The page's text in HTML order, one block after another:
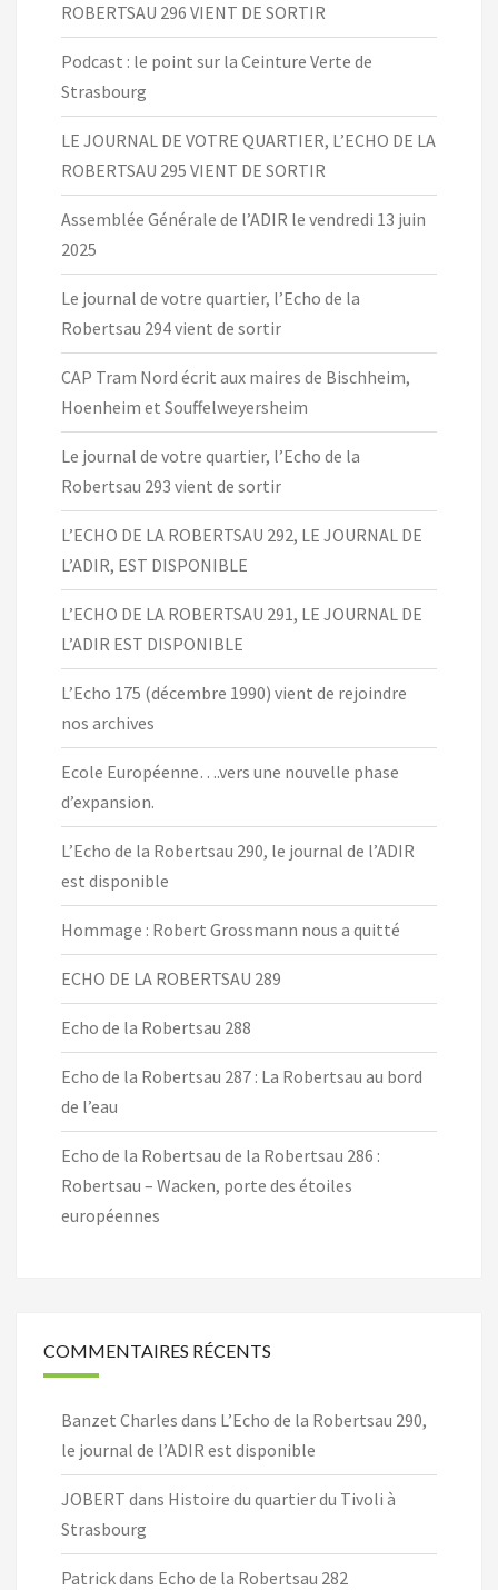
ROBERTSAU 296 VIENT DE SORTIR
Podcast : le point sur la Ceinture Verte de
Strasbourg
LE JOURNAL DE VOTRE QUARTIER, L’ECHO DE LA
ROBERTSAU 295 VIENT DE SORTIR
Assemblée Générale de l’ADIR le vendredi 13 juin
2025
Le journal de votre quartier, l’Echo de la
Robertsau 294 vient de sortir
CAP Tram Nord écrit aux maires de Bischheim,
Hoenheim et Souffelweyersheim
Le journal de votre quartier, l’Echo de la
Robertsau 293 vient de sortir
L’ECHO DE LA ROBERTSAU 292, LE JOURNAL DE
L’ADIR, EST DISPONIBLE
L’ECHO DE LA ROBERTSAU 291, LE JOURNAL DE
L’ADIR EST DISPONIBLE
L’Echo 175 (décembre 1990) vient de rejoindre
nos archives
Ecole Européenne….vers une nouvelle phase
d’expansion.
L’Echo de la Robertsau 290, le journal de l’ADIR
est disponible
Hommage : Robert Grossmann nous a quitté
ECHO DE LA ROBERTSAU 289
Echo de la Robertsau 288
Echo de la Robertsau 287 : La Robertsau au bord
de l’eau
Echo de la Robertsau de la Robertsau 286 :
Robertsau – Wacken, porte des étoiles
européennes
COMMENTAIRES RÉCENTS
Banzet Charles dans L’Echo de la Robertsau 290,
le journal de l’ADIR est disponible
JOBERT dans Histoire du quartier du Tivoli à
Strasbourg
Patrickdans Echo de la Robertsau 282